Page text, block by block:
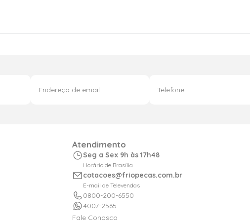
Atendimento
Seg a Sex 9h às 17h48
Horário de Brasília
cotacoes@friopecas.com.br
E-mail de Televendas
0800-200-6550
4007-2565
Fale Conosco